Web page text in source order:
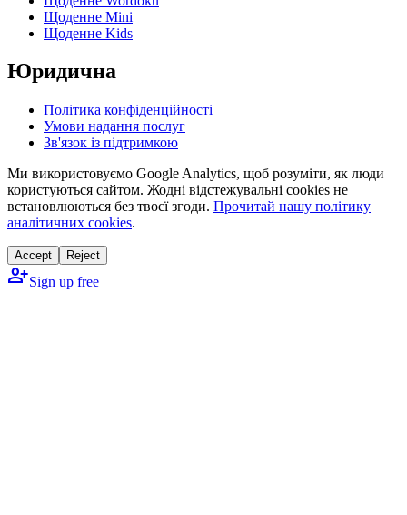
Щоденне Mini
Щоденне Kids
Юридична
Політика конфіденційності
Умови надання послуг
Зв'язок із підтримкою
Ми використовуємо Google Analytics, щоб розуміти, як люди
користуються сайтом. Жодні відстежувальні cookies не
встановлюються без твоєї згоди. Прочитай нашу політику
аналітичних cookies.
Accept Reject
person_addSign up free